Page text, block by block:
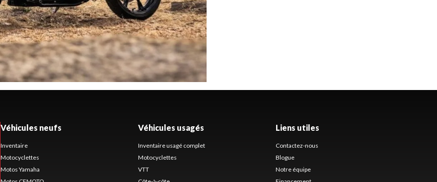
Véhicules neufs
Inventaire
Motocyclettes
Motos Yamaha
Véhicules usagés
Inventaire usagé complet
Motocyclettes
VTT
Liens utiles
Contactez-nous
Blogue
Notre équipe